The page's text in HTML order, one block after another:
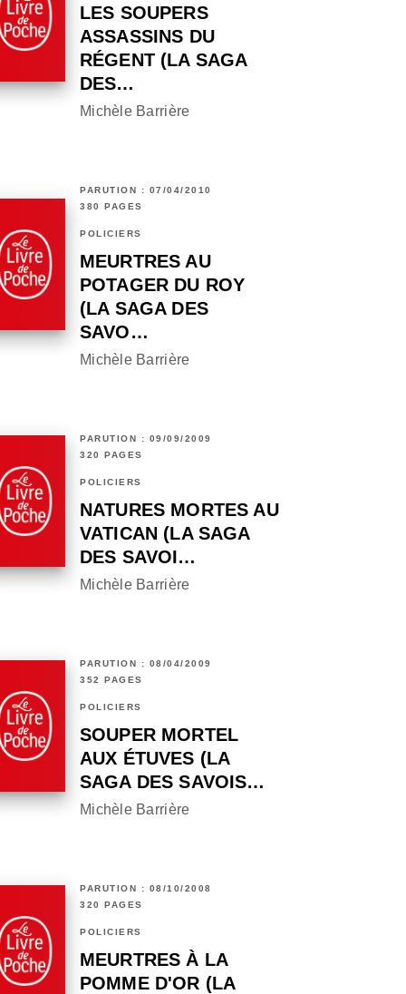
LES SOUPERS
ASSASSINS DU
RÉGENT (LA SAGA
DES…
Michèle Barrière
PARUTION : 07/04/2010
380 PAGES
POLICIERS
MEURTRES AU
POTAGER DU ROY
(LA SAGA DES
SAVO…
Michèle Barrière
PARUTION : 09/09/2009
320 PAGES
POLICIERS
NATURES MORTES AU
VATICAN (LA SAGA
DES SAVOI…
Michèle Barrière
PARUTION : 08/04/2009
352 PAGES
POLICIERS
SOUPER MORTEL
AUX ÉTUVES (LA
SAGA DES SAVOIS…
Michèle Barrière
PARUTION : 08/10/2008
320 PAGES
POLICIERS
MEURTRES À LA
POMME D'OR (LA